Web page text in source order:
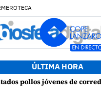
ÚLTIMA HORA
pollos jóvenes de corredor sahariano y episodios de cortejo de